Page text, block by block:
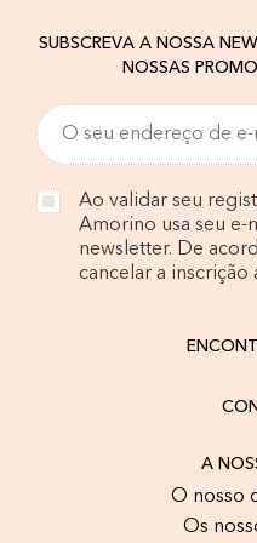
SUBSCREVA A NOSSA
NOSSAS
Ao validar seu
Amorino usa seu e-
newsletter. De
cancelar a
A
O nosso
Os